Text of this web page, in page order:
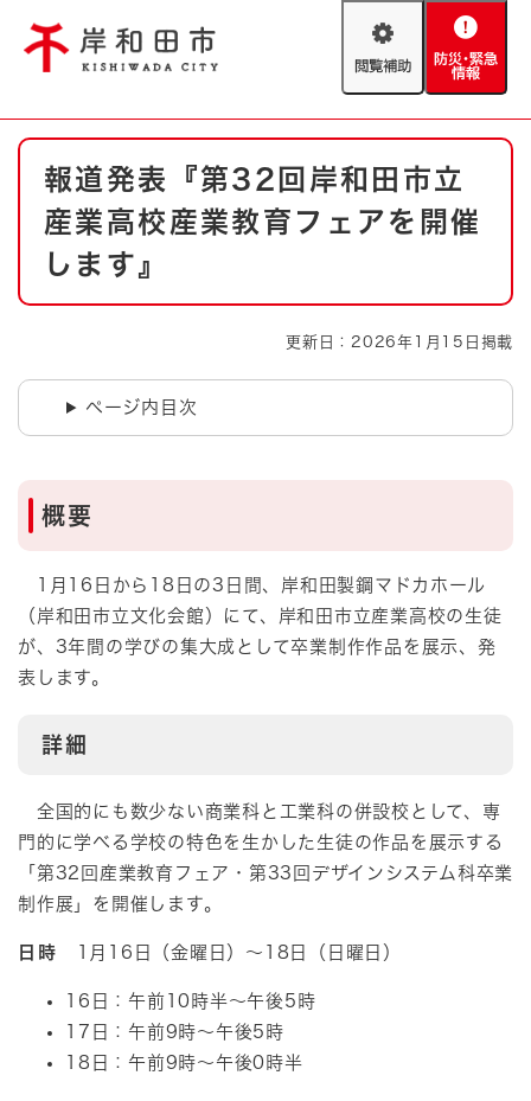
閲
助
防
緊
情
報
やさしい日本語
文字サイズ 標準
防災・緊急情報 救急・消防
ハザードマップ AED設置箇所
本
報道発表『第32回岸和田市立
産業高校産業教育フェアを開催
します』
更新日：2026年1月15日掲載
ページ内目次
概要​
1月16日から18日の3日間、岸和田製鋼マドカホール
（岸和田市立文化会館）にて、岸和田市立産業高校の生徒
が、3年間の学びの集大成として卒業制作作品を展示、発
表します。
詳細​​
全国的にも数少ない商業科と工業科の併設校として、専
門的に学べる学校の特色を生かした生徒の作品を展示する
「第32回産業教育フェア・第33回デザインシステム科卒業
制作展」を開催します。
日時 1月16日（金曜日）～18日（日曜日）​
16日：午前10時半～午後5時
17日：午前9時～午後5時
18日：午前9時～午後0時半